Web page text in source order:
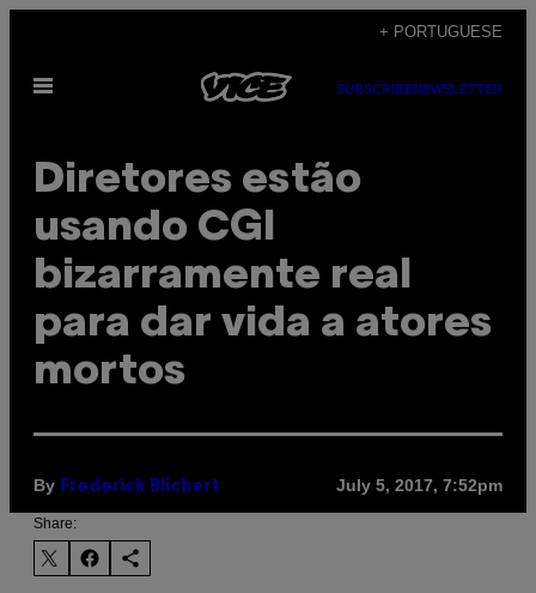
content
+ PORTUGUESE
Open
SUBSCRIBENEWSLETTER
Diretores estão
usando CGI
bizarramente real
para dar vida a atores
mortos
By Frederick Blichert July 5, 2017, 7:52pm
Share: